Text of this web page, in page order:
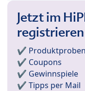
Jetzt im
registrieren
✔️ Produktproben
✔️ Coupons
✔️ Gewinnspiele
✔️ Tipps per Mail